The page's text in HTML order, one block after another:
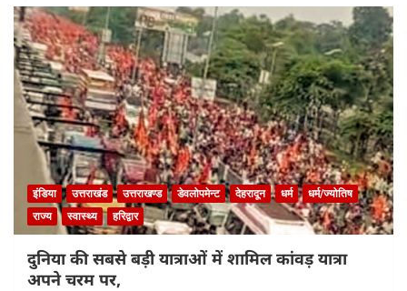
इंडिया उत्तराखंड उत्तराखण्ड डेवलोपमेन्ट देहरादून धर्म
धर्म/ज्योतिष
राज्य
स्वास्थ्य हरिद्वार
दुनिया की सबसे बड़ी यात्राओं में शामिल कांवड़ यात्रा
अपने चरम पर,